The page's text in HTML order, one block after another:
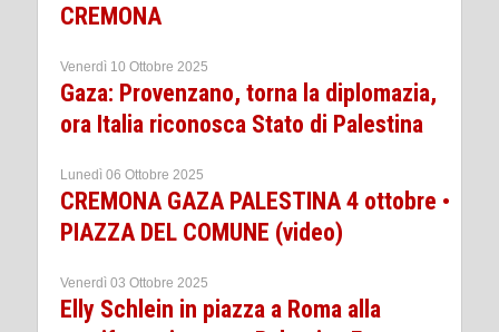
CREMONA
Venerdì 10 Ottobre 2025
Gaza: Provenzano, torna la diplomazia,
ora Italia riconosca Stato di Palestina
Lunedì 06 Ottobre 2025
CREMONA GAZA PALESTINA 4 ottobre •
PIAZZA DEL COMUNE (video)
Venerdì 03 Ottobre 2025
Elly Schlein in piazza a Roma alla